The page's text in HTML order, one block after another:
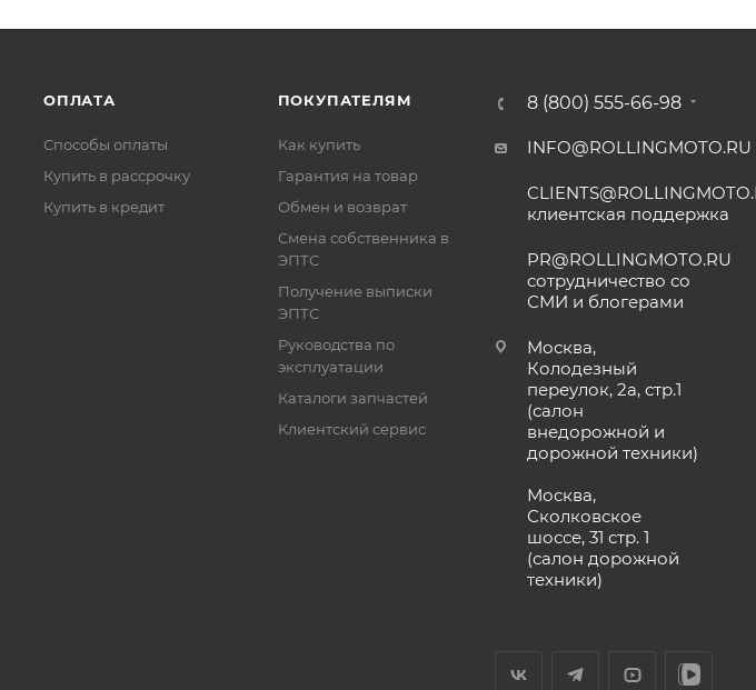
ОПЛАТА
Способы оплаты
Купить в рассрочку
Купить в кредит
ПОКУПАТЕЛЯМ
Как купить
Гарантия на товар
Обмен и возврат
Смена собственника в
ЭПТС
Получение выписки
ЭПТС
Руководства по
эксплуатации
Каталоги запчастей
Клиентский сервис
8 (800) 555-66-98
INFO@ROLLINGMOTO.RU
клиентская поддержка
PR@ROLLINGMOTO.RU
сотрудничество со
СМИ и блогерами
Москва,
Колодезный
переулок, 2а, стр.1
(салон
внедорожной и
дорожной техники)
Москва,
Сколковское
шоссе, 31 стр. 1
(салон дорожной
техники)